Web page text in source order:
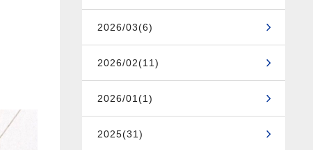
2026/03(6)
2026/02(11)
2026/01(1)
2025(31)